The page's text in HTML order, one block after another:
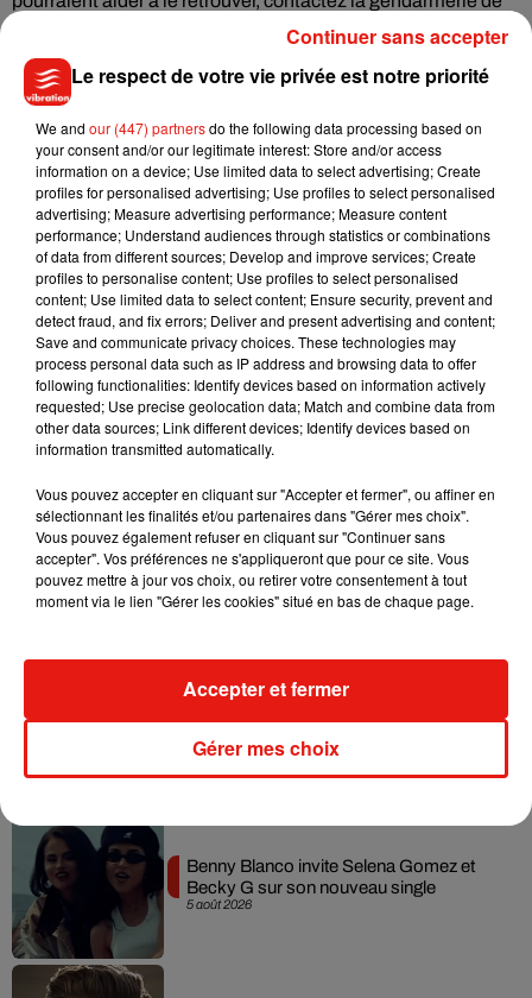
Musique
Julien Lieb s’essaye à la vie de chatelain
dans son nouveau clip
7 août 2026
Madonna sort enfin le remix de « Love
Sensation » avec Kylie Minogue
7 août 2026
Tayc et Didi B dévoilent le single le plus
dansant de l’année
7 août 2026
collaboration tant attendue
5 août 2026
Benny Blanco invite Selena Gomez et
Becky G sur son nouveau single
Le respect de votre vie privée est notre priorité
We and our (447) partnersdo the following data processing based on
your consent and/or our legitimate interest: Store and/or access
information on a device; Use limited data to select advertising; Create
profiles for personalised advertising; Use profiles to select personalised
advertising; Measure advertising performance; Measure content
performance; Understand audiences through statistics or combinations
of data from different sources; Develop and improve services; Create
profiles to personalise content; Use profiles to select personalised
content; Use limited data to select content; Ensure security, prevent and
detect fraud, and fix errors; Deliver and present advertising and content;
Save and communicate privacy choices. These technologies may
process personal data such as IP address and browsing data to offer
following functionalities: Identify devices based on information actively
requested; Use precise geolocation data; Match and combine data from
other data sources; Link different devices; Identify devices based on
information transmitted automatically.
Vous pouvez accepter en cliquant sur "Accepter et fermer", ou affiner en
sélectionnant les finalités et/ou partenaires dans "Gérer mes choix".
Vous pouvez également refuser en cliquant sur "Continuer sans
accepter". Vos préférences ne s'appliqueront que pour ce site. Vous
pouvez mettre à jour vos choix, ou retirer votre consentement à tout
moment via le lien "Gérer les cookies" situé en bas de chaque page.
Gérer mes choix
Accepter et fermer
Continuer sans accepter